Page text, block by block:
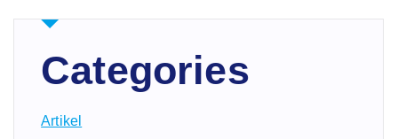
Categories
Artikel